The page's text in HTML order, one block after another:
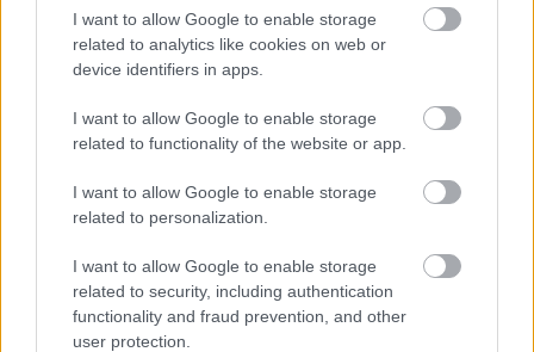
I want to allow Google to enable storage
related to analytics like cookies on web or
device identifiers in apps.
I want to allow Google to enable storage
related to functionality of the website or app.
I want to allow Google to enable storage
related to personalization.
I want to allow Google to enable storage
related to security, including authentication
functionality and fraud prevention, and other
user protection.
Budapest, 1987. január 14. Egy férfi havat
lapátol az utcán hajnalban. Az intenzív havazás
kenyérellátás akadozik. Fotó: Pataki Gábor, MTI